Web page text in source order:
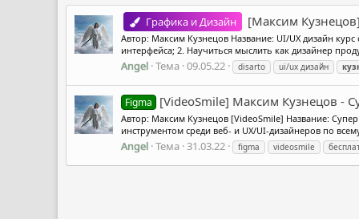
Графика и Дизайн [Максим
Автор: Максим Кузнецов Название: UI/UX дизайн
интерфейса; 2. Научиться мыслить как дизайнер
Angel Тема 09.05.22 disarto ui/ux дизайн
Figma [VideoSmile] Максим Кузнецов -
Автор: Максим Кузнецов [VideoSmile] Название:
инструментом среди веб- и UX/UI-дизайнеров по
Angel Тема 31.03.22 figma videosmile